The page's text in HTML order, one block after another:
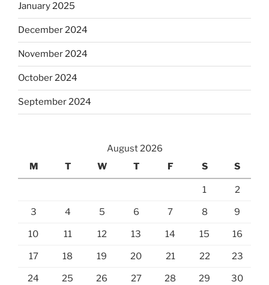
January 2025
December 2024
November 2024
October 2024
September 2024
August 2026
M
T W T F S S
1 2
3 4 5 6 7 8 9
10 11 12 13 14 15 16
17 18 19 20 21 22 23
24 25 26 27 28 29 30